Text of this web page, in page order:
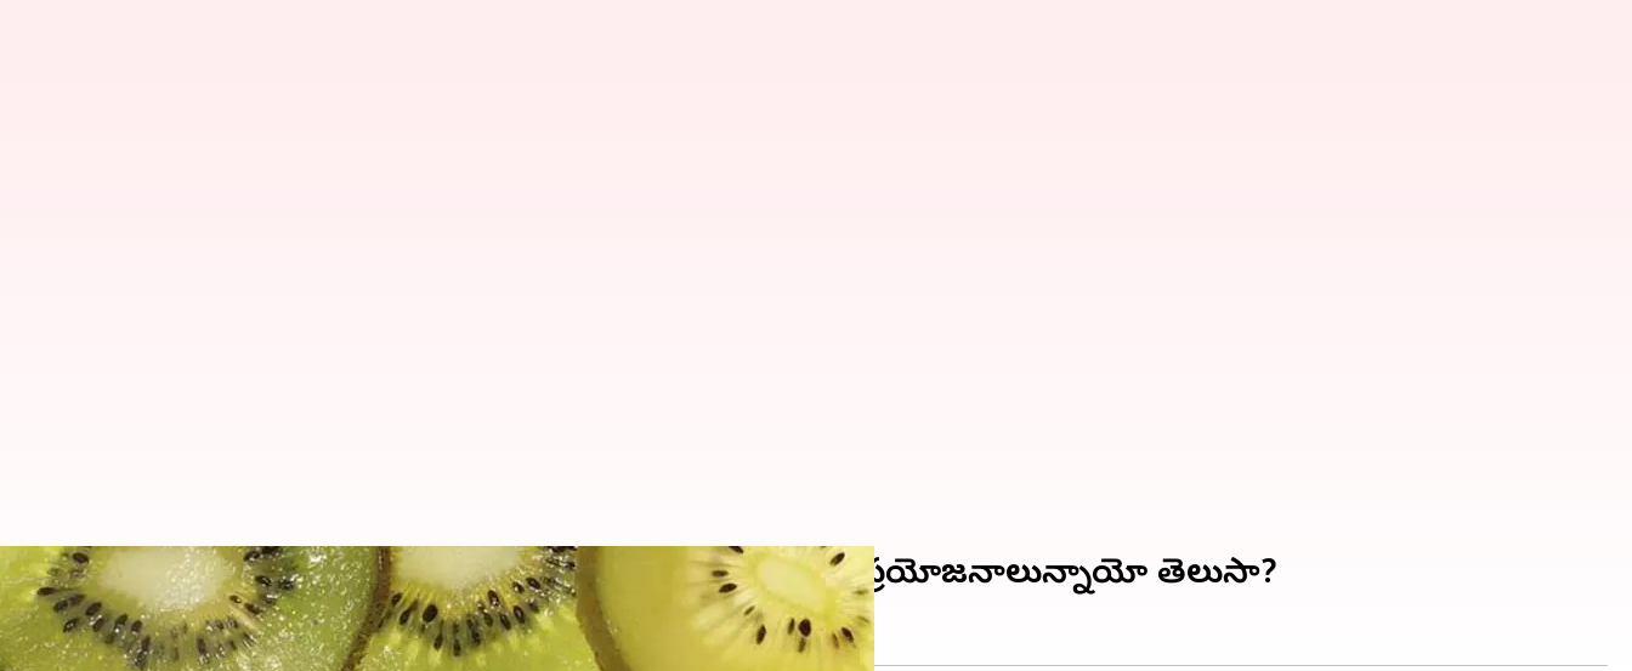
Health Tips: కివీ పండు తింటున్నారా? ఇందులో ఎన్ని ఆరోగ్య ప్రయోజనాలున్నాయో తెలుసా?
వ్రాసిన వారు Jayachandra Akuri Dec 27, 2023 12:38 pm